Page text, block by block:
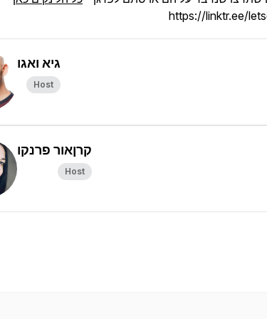
https://linktr.ee/
גיא ואגו
Host
קרןאור פרנקו
Host